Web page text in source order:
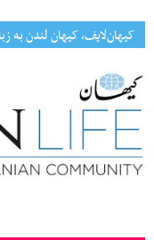
کیهان‌لایف، کیهان لندن به